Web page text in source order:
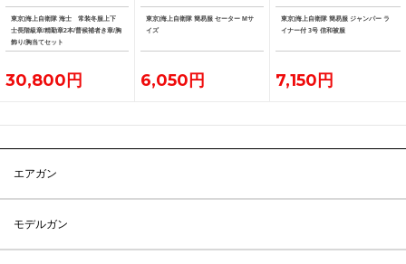
東京)海上自衛隊 海士 常装冬服上下
士長階級章/精勤章2本/曹候補者き章/胸
飾り/胸当てセット
30,800円
東京)海上自衛隊 簡易服 セーター Mサ
イズ
6,050円
東京)海上自衛隊 簡易服 ジャンパー ラ
イナー付 3号 信和被服
7,150円
エアガン
モデルガン